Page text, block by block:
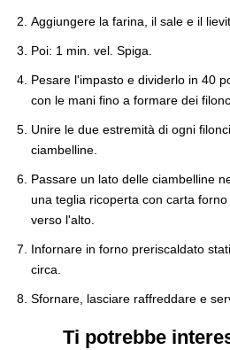
Aggiungere la farina, il sale e il
Poi: 1 min. vel. Spiga.
Pesare l'impasto e dividerlo in 40
con le mani fino a formare dei
Unire le due estremità di ogni
ciambelline.
Passare un lato delle ciambelline
una teglia ricoperta con carta
verso l'alto.
Infornare in forno preriscaldato
circa.
Sfornare, lasciare raffreddare e
Ti potrebbe